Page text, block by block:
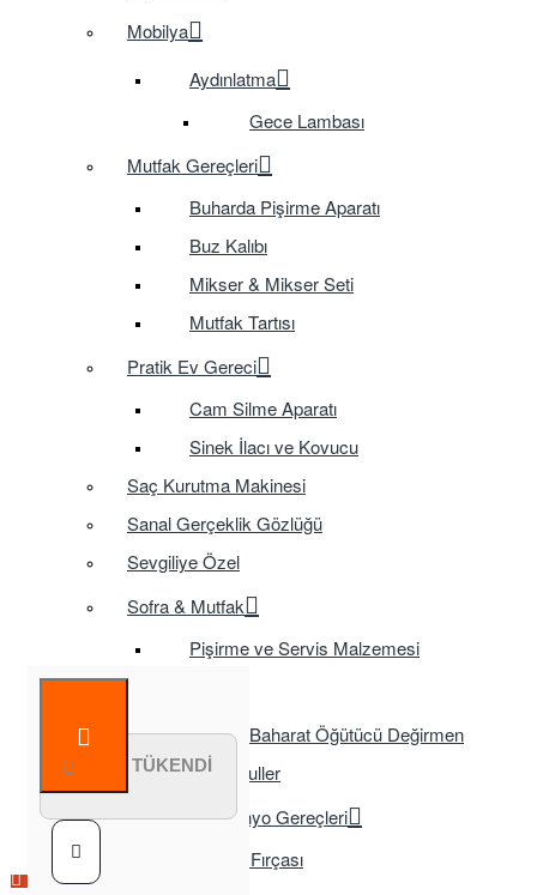
Mobilya
Aydınlatma
Gece Lambası
Mutfak Gereçleri
Buharda Pişirme Aparatı
Buz Kalıbı
Mikser & Mikser Seti
Mutfak Tartısı
Pratik Ev Gereci
Cam Silme Aparatı
Sinek İlacı ve Kovucu
Saç Kurutma Makinesi
Sanal Gerçeklik Gözlüğü
Sevgiliye Özel
Sofra & Mutfak
Pişirme ve Servis Malzemesi
Baharat Öğütücü Değirmen
Tasarruflu Ampuller
Temizlik ve Banyo Gereçleri
Tuvalet Fırçası
STOK TÜKENDİ
Çok Satılan Ürün